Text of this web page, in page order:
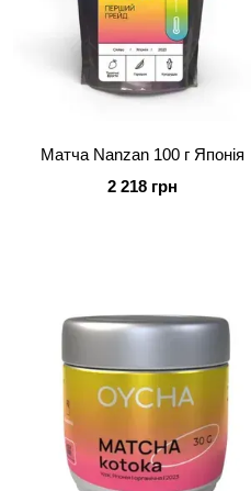
Матча Nanzan 100 г Японія
2 218 грн